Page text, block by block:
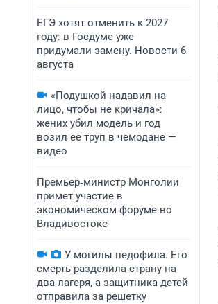
ЕГЭ хотят отменить к 2027
году: в Госдуме уже
придумали замену. Новости 6
августа
«Подушкой надавил на
лицо, чтобы не кричала»:
жених убил модель и год
возил ее труп в чемодане —
видео
Премьер‑министр Монголии
примет участие в
экономическом форуме во
Владивостоке
У могилы педофила. Его
смерть разделила страну на
два лагеря, а защитника детей
отправила за решетку